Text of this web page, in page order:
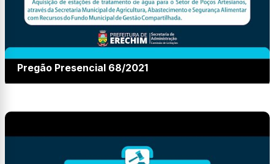
Pregão Presencial 68/2021